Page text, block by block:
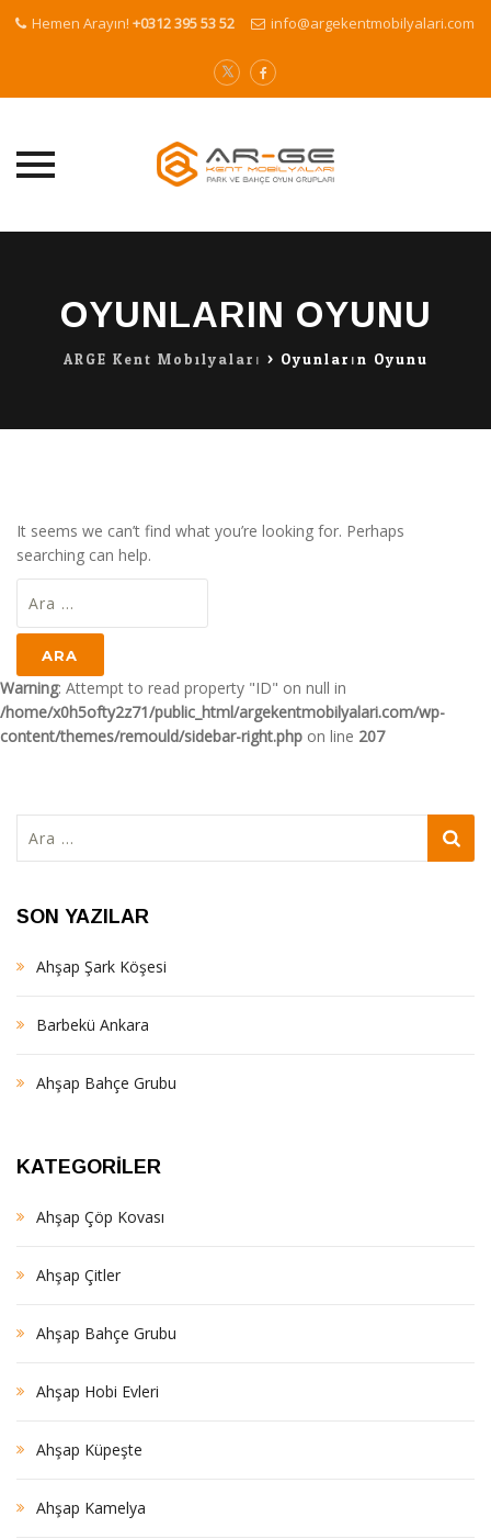
Hemen Arayın! +0312 395 53 52 info@argekentmobilyalari.com
OYUNLARIN OYUNU
ARGE Kent Mobilyaları > Oyunların Oyunu
It seems we can’t find what you’re looking for. Perhaps
searching can help.
Warning: Attempt to read property "ID" on null in
/home/x0h5ofty2z71/public_html/argekentmobilyalari.com/wp-
content/themes/remould/sidebar-right.php on line 207
SON YAZILAR
Ahşap Şark Köşesi
Barbekü Ankara
Ahşap Bahçe Grubu
KATEGORILER
Ahşap Çöp Kovası
Ahşap Çitler
Ahşap Bahçe Grubu
Ahşap Hobi Evleri
Ahşap Küpeşte
Ahşap Kamelya